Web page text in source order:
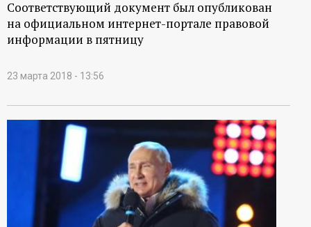
Соответствующий документ был опубликован
на официальном интернет-портале правовой
информации в пятницу
23 марта 2018 - 13:56